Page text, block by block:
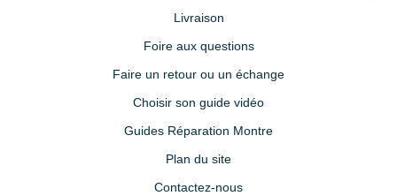
Livraison
Foire aux questions
Faire un retour ou un échange
Choisir son guide vidéo
Guides Réparation Montre
Plan du site
Contactez-nous